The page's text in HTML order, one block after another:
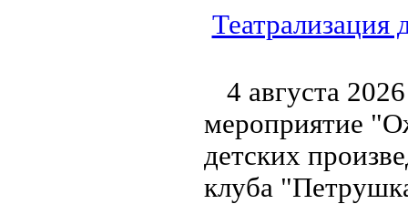
4 августа
мероприятие
детских
клуба